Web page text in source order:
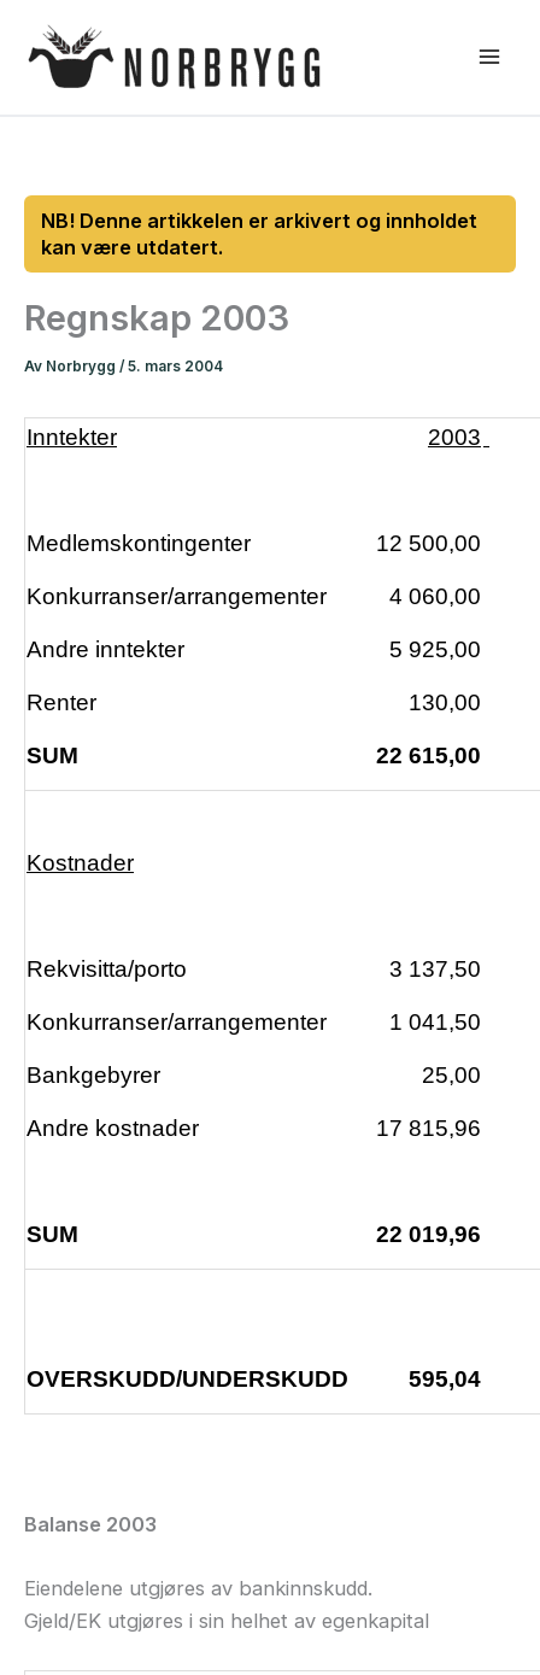
rett
Regnskap 2003
Av Norbrygg / 5. mars 2004
Inntekter 2003
Medlemskontingenter 12 500,00
Konkurranser/arrangementer 4 060,00
Andre inntekter 5 925,00
Renter 130,00
SUM 22 615,00
Kostnader
Rekvisitta/porto 3 137,50
Konkurranser/arrangementer 1 041,50
Bankgebyrer 25,00
Andre kostnader 17 815,96
SUM 22 019,96
OVERSKUDD/UNDERSKUDD 595,04
Balanse 2003
Eiendelene utgjøres av bankinnskudd.
Gjeld/EK utgjøres i sin helhet av egenkapital